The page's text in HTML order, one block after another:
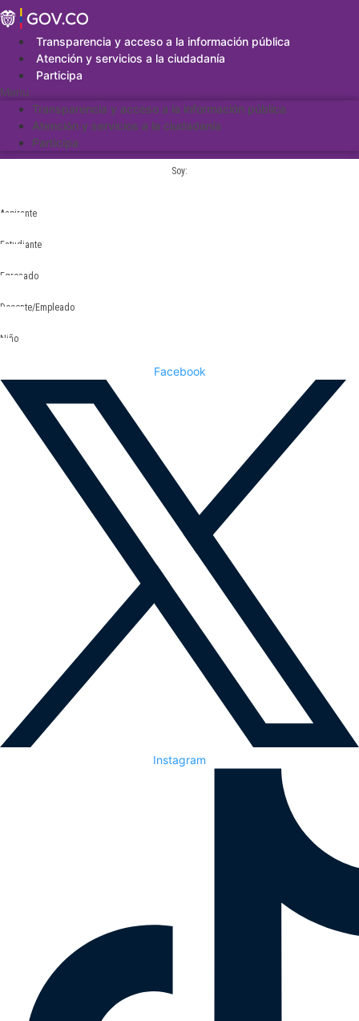
Saltar
al
contenidoTransparencia y acceso a la información pública
Atención y servicios a la ciudadanía
Participa
Menu
Transparencia y acceso a la información pública
Atención y servicios a la ciudadanía
Participa
Soy:
Aspirante
Estudiante
Egresado
Docente/Empleado
Niño
Facebook
Instagram